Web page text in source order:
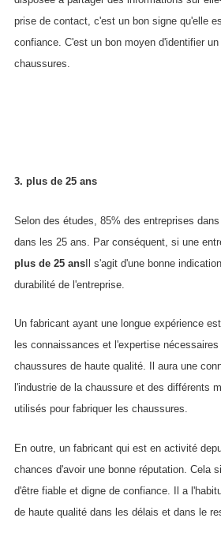
prise de contact, c'est un bon signe qu'elle
confiance. C'est un bon moyen d'identifier
chaussures.
3. plus de 25 ans
Selon des études, 85% des entreprises
dans les 25 ans. Par conséquent, si une
plus de 25 ansIl s'agit d'une bonne
durabilité de l'entreprise.
Un fabricant ayant une longue expérience
les connaissances et l'expertise nécessaires
chaussures de haute qualité. Il aura une
l'industrie de la chaussure et des différents
utilisés pour fabriquer les chaussures.
En outre, un fabricant qui est en activité
chances d'avoir une bonne réputation. Cela
d'être fiable et digne de confiance. Il a
de haute qualité dans les délais et dans le